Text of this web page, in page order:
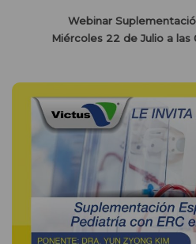
Webinar
Miércoles 22 de Julio a las